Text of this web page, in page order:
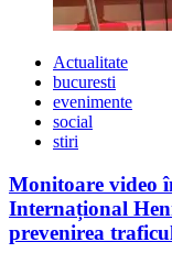
Actualitate
bucuresti
evenimente
social
stiri
Monitoare video
Internațional
prevenirea